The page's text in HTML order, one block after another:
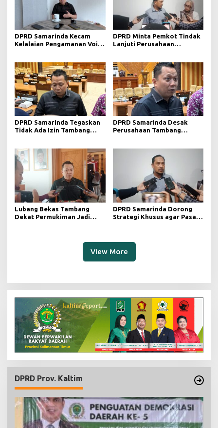
DPRD Samarinda Kecam
Kelalaian Pengamanan Void
DPRD Minta Pemkot Tindak
Lanjuti Perusahaan
DPRD Samarinda Tegaskan
Tidak Ada Izin Tambang
DPRD Samarinda Desak
Perusahaan Tambang
Lubang Bekas Tambang
Dekat Permukiman Jadi
DPRD Samarinda Dorong
Strategi Khusus agar Pasar
View More
DPRD Prov. Kaltim